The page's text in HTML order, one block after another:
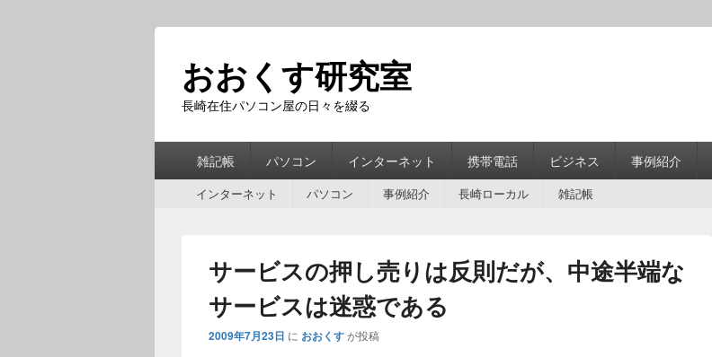
おおくす研究室
長崎在住パソコン屋の日々を綴る
雑記帳 パソコン インターネット 携帯電話 ビジネス 事例紹介
インターネット パソコン 事例紹介 長崎ローカル 雑記帳
サービスの押し売りは反則だが、中途半端な
サービスは迷惑である
2009年7月23日 に おおくすが投稿